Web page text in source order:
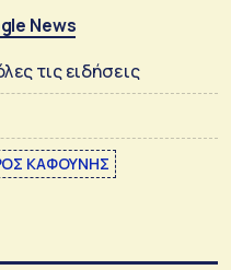
News
τις ειδήσεις
ΚΑΦΟΥΝΗΣ